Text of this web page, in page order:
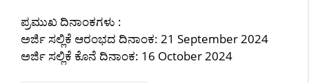
ಪ್ರಮುಖ ದಿನಾಂಕಗಳು :
ಅರ್ಜಿ ಸಲ್ಲಿಕೆ ಆರಂಭದ ದಿನಾಂಕ: 21 September 2024
ಅರ್ಜಿ ಸಲ್ಲಿಕೆ ಕೊನೆ ದಿನಾಂಕ: 16 October 2024